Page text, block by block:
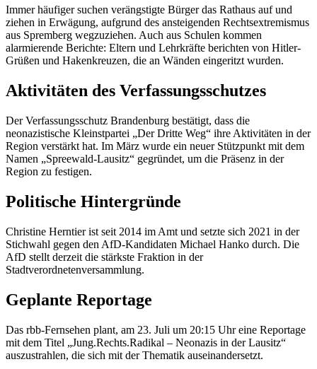
Immer häufiger suchen verängstigte Bürger das Rathaus auf und
ziehen in Erwägung, aufgrund des ansteigenden Rechtsextremismus
aus Spremberg wegzuziehen. Auch aus Schulen kommen
alarmierende Berichte: Eltern und Lehrkräfte berichten von Hitler-
Grüßen und Hakenkreuzen, die an Wänden eingeritzt wurden.
Aktivitäten des Verfassungsschutzes
Der Verfassungsschutz Brandenburg bestätigt, dass die
neonazistische Kleinstpartei „Der Dritte Weg“ ihre Aktivitäten in der
Region verstärkt hat. Im März wurde ein neuer Stützpunkt mit dem
Namen „Spreewald-Lausitz“ gegründet, um die Präsenz in der
Region zu festigen.
Politische Hintergründe
Christine Herntier ist seit 2014 im Amt und setzte sich 2021 in der
Stichwahl gegen den AfD-Kandidaten Michael Hanko durch. Die
AfD stellt derzeit die stärkste Fraktion in der
Stadtverordnetenversammlung.
Geplante Reportage
Das rbb-Fernsehen plant, am 23. Juli um 20:15 Uhr eine Reportage
mit dem Titel „Jung.Rechts.Radikal – Neonazis in der Lausitz“
auszustrahlen, die sich mit der Thematik auseinandersetzt.